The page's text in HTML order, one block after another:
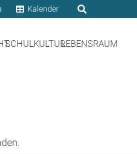
Kalender
SCHULKULTURLEBENSRAUM